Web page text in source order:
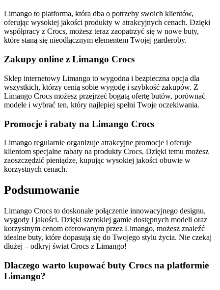
Limango to platforma, która dba o potrzeby swoich klientów,
oferując wysokiej jakości produkty w atrakcyjnych cenach. Dzięki
współpracy z Crocs, możesz teraz zaopatrzyć się w nowe buty,
które staną się nieodłącznym elementem Twojej garderoby.
Zakupy online z Limango Crocs
Sklep internetowy Limango to wygodna i bezpieczna opcja dla
wszystkich, którzy cenią sobie wygodę i szybkość zakupów. Z
Limango Crocs możesz przejrzeć bogatą ofertę butów, porównać
modele i wybrać ten, który najlepiej spełni Twoje oczekiwania.
Promocje i rabaty na Limango Crocs
Limango regularnie organizuje atrakcyjne promocje i oferuje
klientom specjalne rabaty na produkty Crocs. Dzięki temu możesz
zaoszczędzić pieniądze, kupując wysokiej jakości obuwie w
korzystnych cenach.
Podsumowanie
Limango Crocs to doskonałe połączenie innowacyjnego designu,
wygody i jakości. Dzięki szerokiej gamie dostępnych modeli oraz
korzystnym cenom oferowanym przez Limango, możesz znaleźć
idealne buty, które dopasują się do Twojego stylu życia. Nie czekaj
dłużej – odkryj świat Crocs z Limango!
Dlaczego warto kupować buty Crocs na platformie
Limango?